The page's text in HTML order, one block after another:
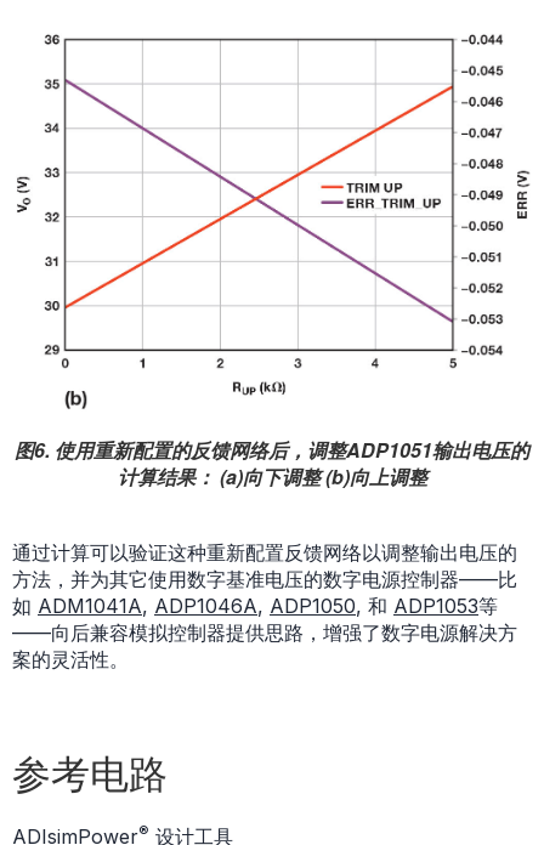
图6. 使用重新配置的反馈网络后，调整ADP1051输出电压的
计算结果： (a)向下调整 (b)向上调整
通过计算可以验证这种重新配置反馈网络以调整输出电压的
方法，并为其它使用数字基准电压的数字电源控制器——比
如 ADM1041A, ADP1046A, ADP1050, 和 ADP1053等
——向后兼容模拟控制器提供思路，增强了数字电源解决方
案的灵活性。
参考电路
ADIsimPower® 设计工具